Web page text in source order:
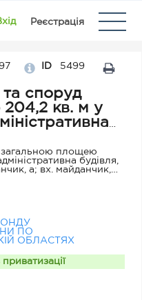
Реєстрація
ID 5499
та споруд
кв. м у
а; вх.
Б,
р-н,
15а
загальною площею
будівля,
а; вх. майданчик,
року побудови.
на балансі
лікарні
ЄДРПОУ 00691895
ПО
ОБЛАСТЯХ